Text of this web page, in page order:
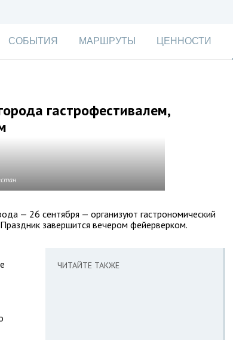
СОБЫТИЯ МАРШРУТЫ ЦЕННОСТИ
гастрофестивалем,
— 26 сентября — организуют гастрономический
завершится вечером фейерверком.
ЧИТАЙТЕ ТАКЖЕ